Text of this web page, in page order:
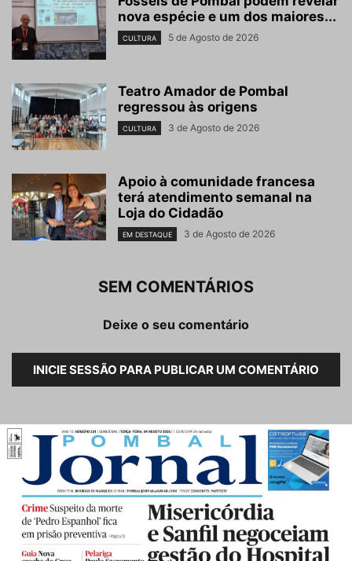
nova espécie e um dos maiores...
CULTURA 5 de Agosto de 2026
Teatro Amador de Pombal
regressou às origens
CULTURA 3 de Agosto de 2026
Apoio à comunidade francesa
terá atendimento semanal na
Loja do Cidadão
EM DESTAQUE 3 de Agosto de 2026
SEM COMENTÁRIOS
Deixe o seu comentário
INICIE SESSÃO PARA PUBLICAR UM COMENTÁRIO